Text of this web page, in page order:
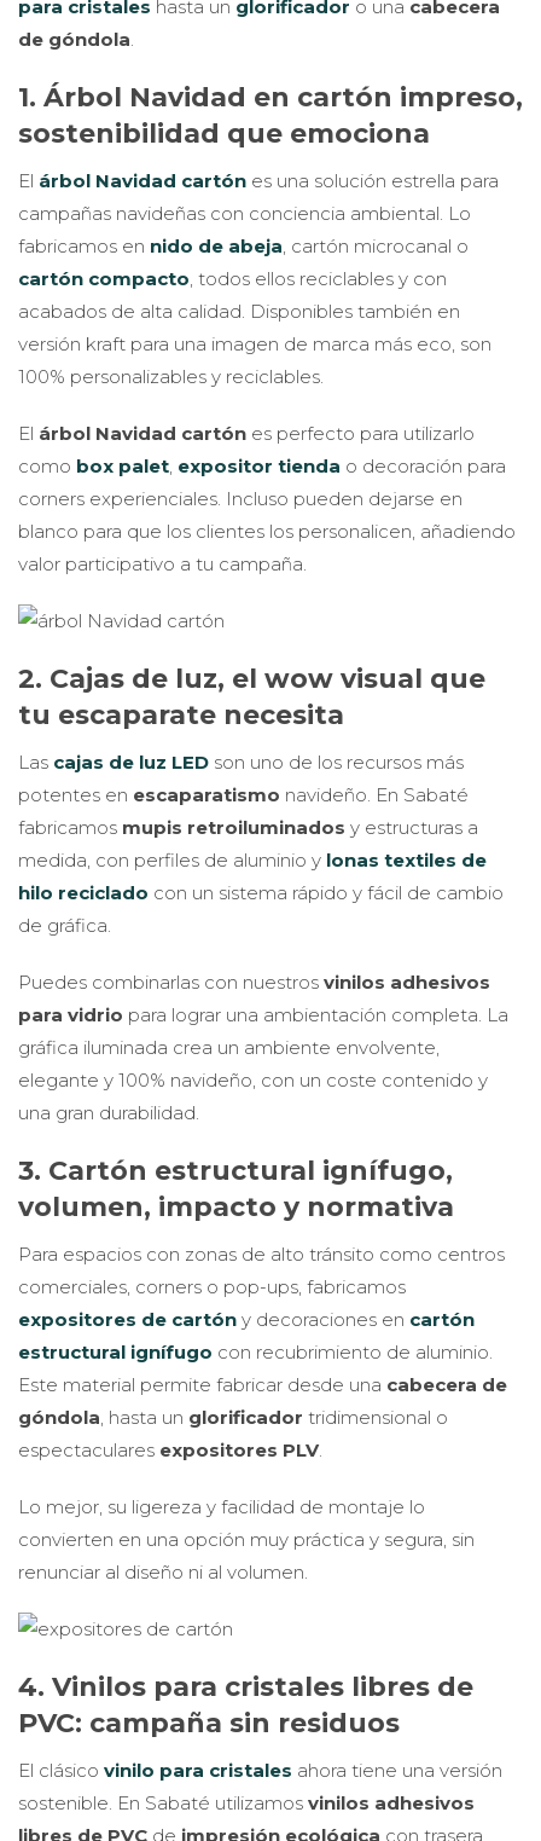
para cristales hasta un glorificador o una cabecera
de góndola
1. Árbol Navidad en cartón impreso,
sostenibilidad que emociona
El árbol Navidad cartón es una solución estrella para
campañas navideñas con conciencia ambiental. Lo
fabricamos en nido de abeja , cartón microcanal o
cartón compacto , todos ellos reciclables y con
acabados de alta calidad. Disponibles también en
versión kraft para una imagen de marca más eco, son
100% personalizables y reciclables.
El árbol Navidad cartón es perfecto para utilizarlo
como box palet expositor tienda o decoración para
corners experienciales. Incluso pueden dejarse en
blanco para que los clientes los personalicen, añadiendo
valor participativo a tu campaña.
2. Cajas de luz, el wow visual que
tu escaparate necesita
Las cajas de luz LED son uno de los recursos más
potentes en escaparatismo navideño. En Sabaté
fabricamos mupis retroiluminados y estructuras a
medida, con perfiles de aluminio y lonas textiles de
hilo reciclado con un sistema rápido y fácil de cambio
de gráfica.
Puedes combinarlas con nuestros vinilos adhesivos
para vidrio para lograr una ambientación completa. La
gráfica iluminada crea un ambiente envolvente,
elegante y 100% navideño, con un coste contenido y
una gran durabilidad.
3. Cartón estructural ignífugo,
volumen, impacto y normativa
Para espacios con zonas de alto tránsito como centros
comerciales, corners o pop-ups, fabricamos
expositores de cartón y decoraciones en cartón
estructural ignífugo con recubrimiento de aluminio.
Este material permite fabricar desde una cabecera de
góndola , hasta un glorificador tridimensional o
espectaculares expositores PLV
Lo mejor, su ligereza y facilidad de montaje lo
convierten en una opción muy práctica y segura, sin
renunciar al diseño ni al volumen.
4. Vinilos para cristales libres de
PVC: campaña sin residuos
El clásico vinilo para cristales ahora tiene una versión
sostenible. En Sabaté utilizamos vinilos adhesivos
libres de PVC de impresión ecológica con trasera